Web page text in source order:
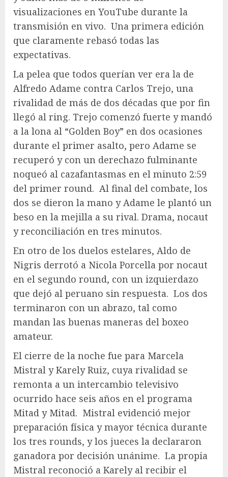
visualizaciones en YouTube durante la
transmisión en vivo. Una primera edición
que claramente rebasó todas las
expectativas.
La pelea que todos querían ver era la de
Alfredo Adame contra Carlos Trejo, una
rivalidad de más de dos décadas que por fin
llegó al ring. Trejo comenzó fuerte y mandó
a la lona al “Golden Boy” en dos ocasiones
durante el primer asalto, pero Adame se
recuperó y con un derechazo fulminante
noqueó al cazafantasmas en el minuto 2:59
del primer round. Al final del combate, los
dos se dieron la mano y Adame le plantó un
beso en la mejilla a su rival. Drama, nocaut
y reconciliación en tres minutos.
En otro de los duelos estelares, Aldo de
Nigris derrotó a Nicola Porcella por nocaut
en el segundo round, con un izquierdazo
que dejó al peruano sin respuesta. Los dos
terminaron con un abrazo, tal como
mandan las buenas maneras del boxeo
amateur.
El cierre de la noche fue para Marcela
Mistral y Karely Ruiz, cuya rivalidad se
remonta a un intercambio televisivo
ocurrido hace seis años en el programa
Mitad y Mitad. Mistral evidenció mejor
preparación física y mayor técnica durante
los tres rounds, y los jueces la declararon
ganadora por decisión unánime. La propia
Mistral reconoció a Karely al recibir el